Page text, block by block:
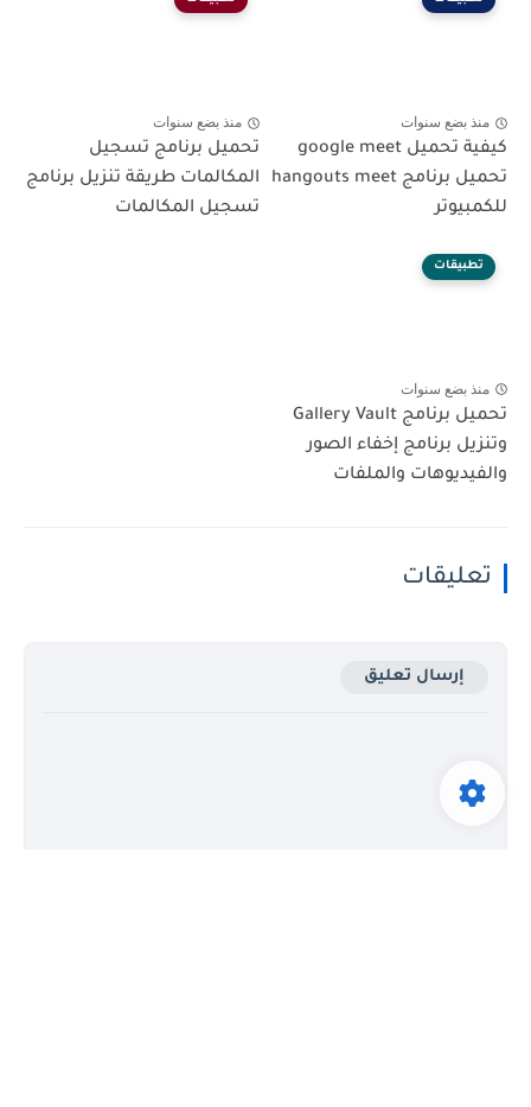
منذ بضع سنوات
كيفية تحميل google meet
تحميل برنامج hangouts meet
للكمبيوتر
منذ بضع سنوات
تحميل برنامج تسجيل
المكالمات طريقة تنزيل برنامج
تسجيل المكالمات
تطبيقات
منذ بضع سنوات
تحميل برنامج Gallery Vault
وتنزيل برنامج إخفاء الصور
والفيديوهات والملفات
تعليقات
إرسال تعليق